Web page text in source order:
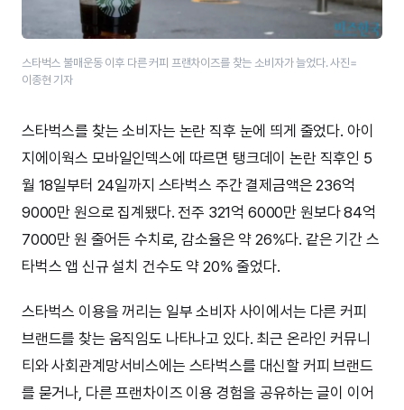
스타벅스 불매운동 이후 다른 커피 프랜차이즈를 찾는 소비자가 늘었다. 사진=
이종현 기자
스타벅스를 찾는 소비자는 논란 직후 눈에 띄게 줄었다. 아이
지에이웍스 모바일인덱스에 따르면 탱크데이 논란 직후인 5
월 18일부터 24일까지 스타벅스 주간 결제금액은 236억
9000만 원으로 집계됐다. 전주 321억 6000만 원보다 84억
7000만 원 줄어든 수치로, 감소율은 약 26%다. 같은 기간 스
타벅스 앱 신규 설치 건수도 약 20% 줄었다.
스타벅스 이용을 꺼리는 일부 소비자 사이에서는 다른 커피
브랜드를 찾는 움직임도 나타나고 있다. 최근 온라인 커뮤니
티와 사회관계망서비스에는 스타벅스를 대신할 커피 브랜드
를 묻거나, 다른 프랜차이즈 이용 경험을 공유하는 글이 이어